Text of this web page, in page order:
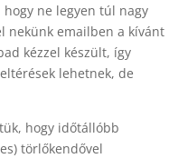
ne legyen túl nagy
nekünk emailben a kívánt
kézzel készült, így
lehetnek, de
hogy időtállóbb
törlőkendővel